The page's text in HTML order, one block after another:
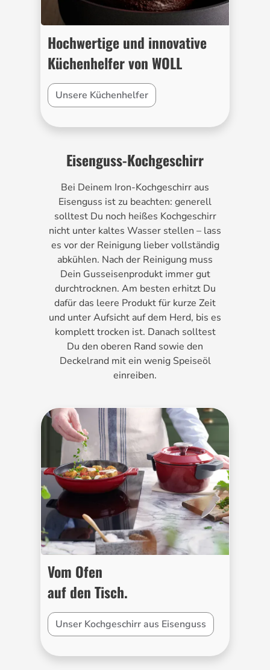
Hochwertige und innovative
Küchenhelfer von WOLL
Unsere Küchenhelfer
Eisenguss-Kochgeschirr
Bei Deinem Iron-Kochgeschirr aus
Eisenguss ist zu beachten: generell
solltest Du noch heißes Kochgeschirr
nicht unter kaltes Wasser stellen – lass
es vor der Reinigung lieber vollständig
abkühlen. Nach der Reinigung muss
Dein Gusseisenprodukt immer gut
durchtrocknen. Am besten erhitzt Du
dafür das leere Produkt für kurze Zeit
und unter Aufsicht auf dem Herd, bis es
komplett trocken ist. Danach solltest
Du den oberen Rand sowie den
Deckelrand mit ein wenig Speiseöl
einreiben.
Vom Ofen
auf den Tisch.
Unser Kochgeschirr aus Eisenguss